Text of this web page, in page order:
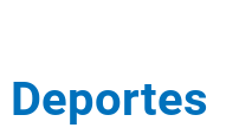
Deportes